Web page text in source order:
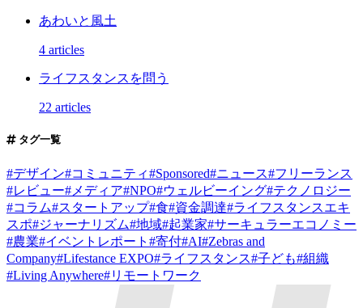
あわいと風土
4 articles
ライフスタンスを問う
22 articles
タグ一覧
#デザイン#コミュニティ#Sponsored#ニュース#フリーランス
#レビュー# メディア#NPO#ウェルビーイング#テクノロジー
#コラム#スタートアップ#食#資金調達#ライフスタンスエキ
スポ#ジャーナリズム#地域#起業家#サーキュラーエコノミー
#農業#イベントレポート #寄付#AI#Zebras and
Company#Lifestance EXPO#ライフスタンス#子ども#組織
#Living Anywhere#リモートワーク